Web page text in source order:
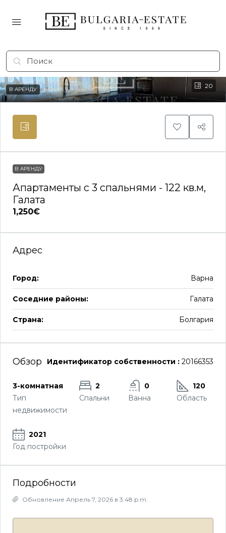
20
В АРЕНДУ
В АРЕНДУ
Апартаменты с 3 спальнями - 122 кв.м,
Галата
1,250€
Адрес
Город: Варна
Соседние районы: Галата
Страна: Болгария
Обзор Идентификатор собственности : 20166353
3-комнатная
Тип
недвижимости
2
Спальни
0
Ванна
120
Область
2021
Год постройки
Подробности
Обновление Апрель 7, 2026 в 3:48 p.m.